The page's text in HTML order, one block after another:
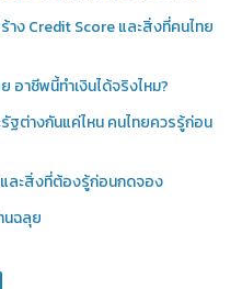
าง Credit Score และสิ่งที่คนไทย
อาชีพนี้ทำเงินได้จริงไหม?
ฐต่างกันแค่ไหน คนไทยควรรู้ก่อน
และสิ่งที่ต้องรู้ก่อนกดจอง
นฉลุย